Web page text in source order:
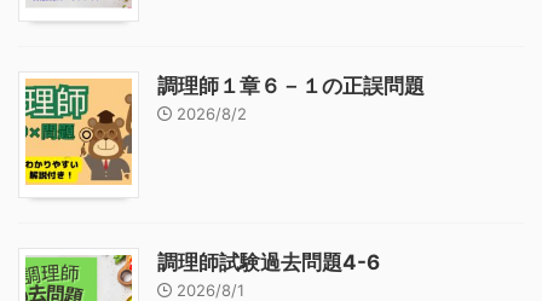
調理師１章６－１の正誤問題
2026/8/2
調理師試験過去問題4-6
2026/8/1